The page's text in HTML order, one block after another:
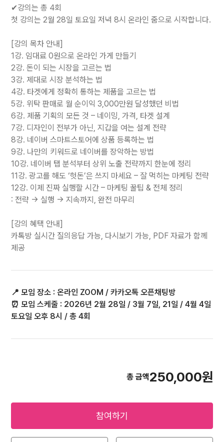
✔강의는 총 4회
첫 강의는 2월 28일 토요일 저녁 8시 온라인 줌으로 시작합니다.
[강의 목차 안내]
1강. 임대료 0원으로 온라인 가게 만들기
2강. 돈이 되는 시장을 고르는 법
3강. 제대로 시장 분석하는 법
4강. 타겟에게 정확히 통하는 제품을 고르는 법
5강. 위탁 판매로 월 순이익 3,000만원 달성했던 비법
6강. 제품 기획의 모든 것 – 네이밍, 가격, 타겟 설계
7강. 디자인이 전부가 아닌, 지갑을 여는 설계 전략
8강. 네이버 스마트스토어에 상품 등록하는 법
9강. 나만의 키워드로 네이버를 장악하는 방법
10강. 네이버 탭 분석부터 상위 노출 전략까지 한눈에 정리
11강. 광고를 해도 ‘헛돈’은 쓰지 마세요 – 잘 먹히는 마케팅 전략
12강. 이제 진짜 실행할 시간 – 마케팅 꿀팁 & 전체 정리
: 전략 → 실행 → 지속까지, 완전 마무리
[강의 혜택 안내]
카톡방 실시간 질의응답 가능, 다시보기 가능, PDF 자료가 함께
제공
📍 모임 장소 : 온라인 ZOOM / 카카오톡 오픈채팅방
⏰ 모임 스케줄 : 2026년 2월 28일 / 3월 7일, 21일 / 4월 4일
토요일 오후 8시 / 총 4회
총 금액250,000원
참여하기